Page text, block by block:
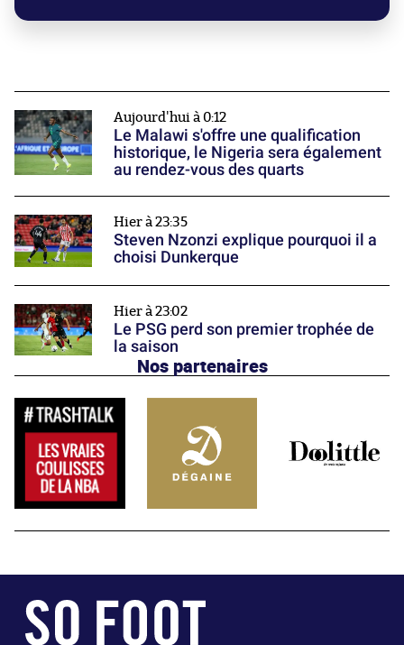
Aujourd'hui à 0:12
Le Malawi s'offre une qualification
historique, le Nigeria sera également
au rendez-vous des quarts
Hier à 23:35
Steven Nzonzi explique pourquoi il a
choisi Dunkerque
Hier à 23:02
Le PSG perd son premier trophée de
la saison
Nos partenaires